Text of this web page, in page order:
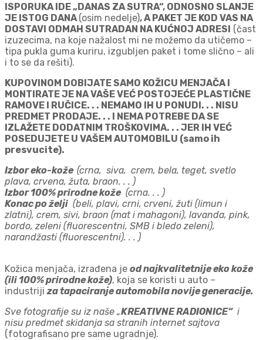
ISPORUKA IDE „DANAS ZA SUTRA“, ODNOSNO SLANJE
JE ISTOG DANA (osim nedelje), A PAKET JE KOD VAS NA
DOSTAVI ODMAH SUTRADAN NA KUĆNOJ ADRESI (čast
izuzecima, na koje nažalost mi ne možemo da utičemo –
tipa pukla guma kuriru, izgubljen paket i tome slično – ali
i to se da rešiti).
KUPOVINOM DOBIJATE SAMO KOŽICU MENJAČA I
MONTIRATE JE NA VAŠE VEĆ POSTOJEĆE PLASTIČNE
RAMOVE I RUČICE. . . NEMAMO IH U PONUDI. . . NISU
PREDMET PRODAJE. . . I NEMA POTREBE DA SE
IZLAŽETE DODATNIM TROŠKOVIMA. . . JER IH VEĆ
POSEDUJETE U VAŠEM AUTOMOBILU (samo ih
presvucite).
Izbor eko-kože (crna, siva, crem, bela, teget, svetlo
plava, crvena, žuta, braon. . . )
Izbor 100% prirodne kože (crna. . . )
Konac po želji (beli, plavi, crni, crveni, žuti (limun i
zlatni), crem, sivi, braon (mat i mahagoni), lavanda, pink,
bordo, zeleni (fluorescentni, SMB i bledo zeleni),
narandžasti (fluorescentni). . . )
Kožica menjača, izrađena je od najkvalitetnije eko kože
(ili 100% prirodne kože), koja se koristi u auto –
industriji za tapaciranje automobila novije generacije.
Sve fotografije su iz naše „KREATIVNE RADIONICE“i
nisu predmet skidanja sa stranih internet sajtova
(fotografisano pre same ugradnje).